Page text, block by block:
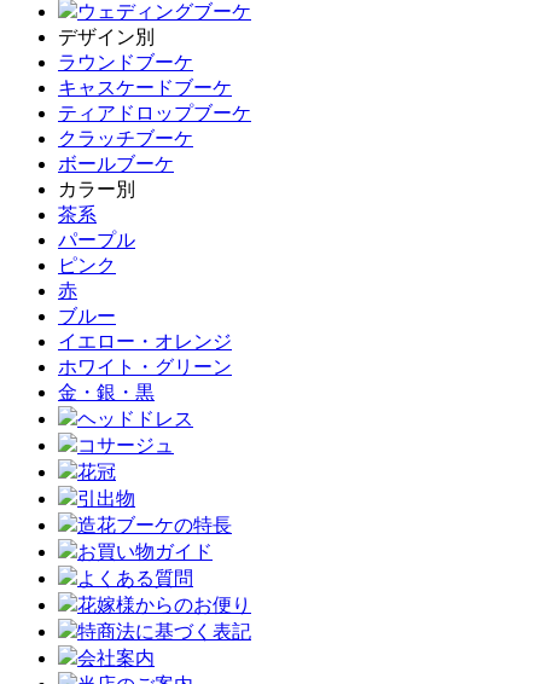
ウェディングブーケ
デザイン別
ラウンドブーケ
キャスケードブーケ
ティアドロップブーケ
クラッチブーケ
ボールブーケ
カラー別
茶系
パープル
ピンク
赤
ブルー
イエロー・オレンジ
ホワイト・グリーン
金・銀・黒
ヘッドドレス
コサージュ
花冠
引出物
造花ブーケの特長
お買い物ガイド
よくある質問
花嫁様からのお便り
特商法に基づく表記
会社案内